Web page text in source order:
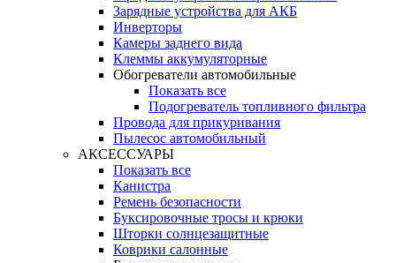
Зарядные устройства для АКБ
Инверторы
Камеры заднего вида
Клеммы аккумуляторные
Обогреватели автомобильные
Показать все
Подогреватель топливного фильтра
Провода для прикуривания
Пылесос автомобильный
АКСЕССУАРЫ
Показать все
Канистра
Ремень безопасности
Буксировочные тросы и крюки
Шторки солнцезащитные
Коврики салонные